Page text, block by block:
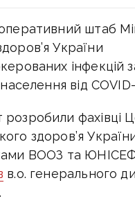
штаб
України
інфекцій
населення від
фахівці
здоров’я
ВООЗ та
в.о. генерального